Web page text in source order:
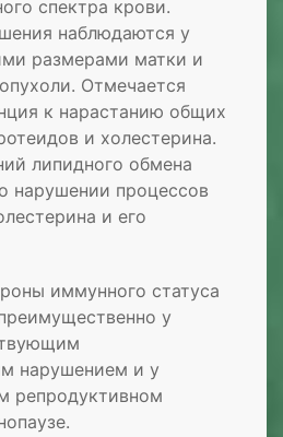
спектра крови.
наблюдаются у
размерами матки и
Отмечается
к нарастанию общих
и холестерина.
липидного обмена
нарушении процессов
и его
иммунного статуса
у
нарушением и у
репродуктивном